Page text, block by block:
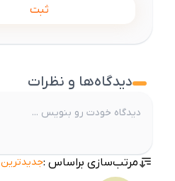
ثبت
دیدگاه‌ها و نظرات
مرتب‌سازی براساس :جدیدترین